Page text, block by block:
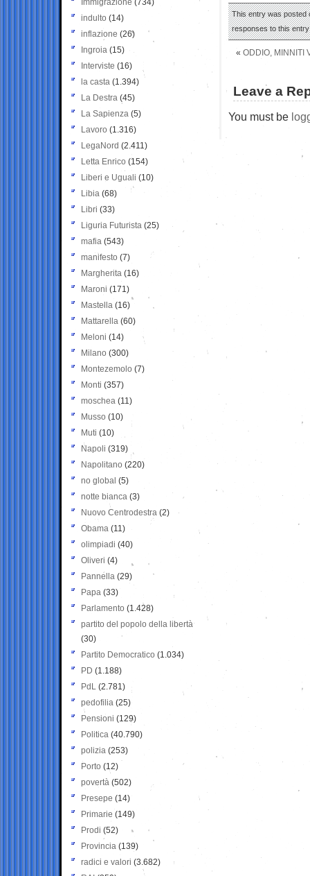
This entry was posted
responses to this
« ODDIO, MINNITI
Leave a
You must be
Immigrazione (734)
indulto (14)
inflazione (26)
Ingroia (15)
Interviste (16)
la casta (1.394)
La Destra (45)
La Sapienza (5)
Lavoro (1.316)
LegaNord (2.411)
Letta Enrico (154)
Liberi e Uguali (10)
Libia (68)
Libri (33)
Liguria Futurista (25)
mafia (543)
manifesto (7)
Margherita (16)
Maroni (171)
Mastella (16)
Mattarella (60)
Meloni (14)
Milano (300)
Montezemolo (7)
Monti (357)
moschea (11)
Musso (10)
Muti (10)
Napoli (319)
Napolitano (220)
no global (5)
notte bianca (3)
Nuovo Centrodestra (2)
Obama (11)
olimpiadi (40)
Oliveri (4)
Pannella (29)
Papa (33)
Parlamento (1.428)
partito del popolo della libertà
(30)
Partito Democratico (1.034)
PD (1.188)
PdL (2.781)
pedofilia (25)
Pensioni (129)
Politica (40.790)
polizia (253)
Porto (12)
povertà (502)
Presepe (14)
Primarie (149)
Prodi (52)
Provincia (139)
radici e valori (3.682)